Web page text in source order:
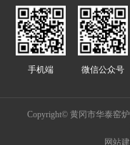
手机端 微信公众号
Copyright© 黄冈市华泰窑
网站